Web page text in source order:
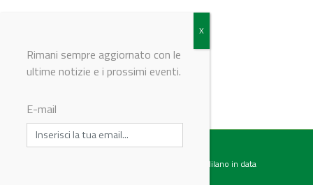
Testata giornalistica registrata presso il Tribunale di Milano in data
Rimani sempre aggiornato con le
ultime notizie e i prossimi eventi.
E-mail